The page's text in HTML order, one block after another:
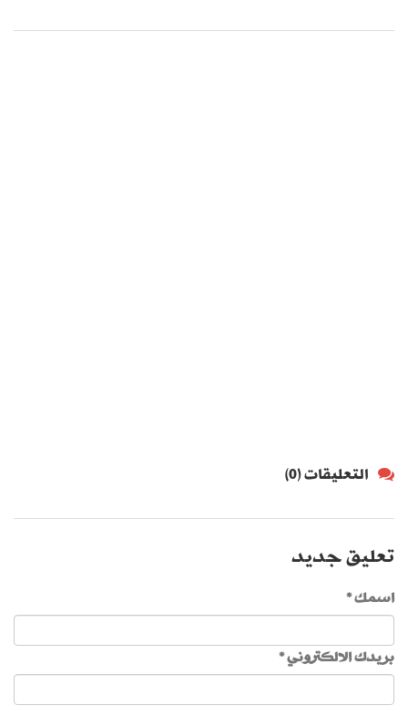
التعليقات (0)
تعليق جديد
اسمك *
بريدك الالكتروني *